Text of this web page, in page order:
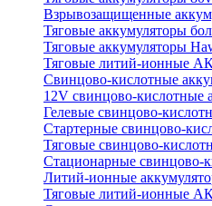
Взрывозащищенные
Тяговые аккумуляторы
Тяговые аккумуляторы
Тяговые литий-ионные
Свинцово-кислотные
12V свинцово-кислотные
Гелевые свинцово-
Стартерные свинцово-
Тяговые свинцово-
Стационарные свинцово-
Литий-ионные
Тяговые литий-ионные